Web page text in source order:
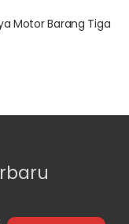
Motor Barang Tiga